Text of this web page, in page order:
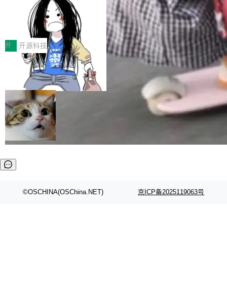
正是围绕这些实际问题，从Token治理和成本治
理两个方面，让用户的每一份算力都看得清、管
得住、用得稳、省得下、更安全！ 一、从现在开
始，Token使用一目...
年的编程搭档，MapReduce 和 Bigtable 的共同
作者）、Quoc Le（Google 大脑核心成员，Se
q2Seq 和 DocAI 的共同发明人）以及 Oriol Vin
yals（Gemini 联合负责人，AlphaSta...
齐。 SolonCode 是什么 SolonCode 是杭州无
耳科技研发的企业级终端编码智能体——一位全
中文驱动的数字员工，自主理解需求、规划步
骤、编写代码。不挑模型、不挑平台，curl 一行
装完即用。 开源地址：Gitee · GitCode · GitHu
b 安装 支持 Java 8+（8~26）、macOS / Linu
x / Windows / Harmony PC。 # macOS / Linu
x / Harmony PC curl -fsSL https://solon.noea
r.org/solon...
让“代码语义理解”深度释放AI Coding
价值潜能：华为云码道（CodeArts）
代码仓技术解析
一、代码仓深度理解技术的作用与价值 在软件工
程实践中，代码仓是企业核心知识资产的主要载
体。企业级代码仓库通常包含数十万乃至数百万
个文件，其规模远超单次模型调用可承载的上下
文窗口。随着项目规模的持续扩张与代码历史的
不断累积，代码仓中的模块关系、接口契约、业
务逻辑等关键信息往往分散于数十乃至数百个文
件之中，形成高度复杂的知识关联网络。传统的
代码检索手段（如关键词匹配、目录遍历）仅能
在语法层面完成文本定位，难以触及代码的语义
理解大规模代码仓时面临显著"代码仓理解"瓶
e深度理解服务"）是华为云码道（CodeA...
开 开源科技
一条“删库”命令跑 17 小时，算法工程
师删光 89TB 数据只为干私活
最高人民检察院8月4日公布了一起案件：北京一
名90后算法工程师王某，为了给自己接的私活腾
服务器空间，删光了公司AI游戏部门的全部核心
数据。 王某2024年1月入职东城区某科技公司AI
短剧部门，有互联网大厂背景。在公司内部架构
调整期间，部门三次通知全员将数据从A集群迁
数据。2024年9月3日下午4点，他使用此前登录
称为"删库跑路"的命令——最高管理员权限、无
局
©OSCHINA(OSChina.NET) 京ICP备2025119063号